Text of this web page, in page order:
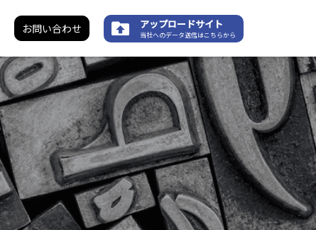
お問い合わせ アップロードサイト
当社へのデータ送信はこちらから